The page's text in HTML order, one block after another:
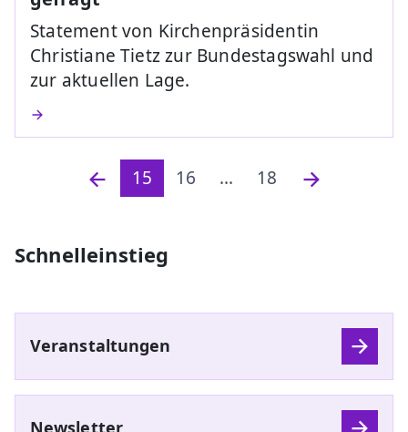
Statement von Kirchenpräsidentin
Christiane Tietz zur Bundestagswahl und
zur aktuellen Lage.
15 16 ... 18
Schnelleinstieg
Veranstaltungen